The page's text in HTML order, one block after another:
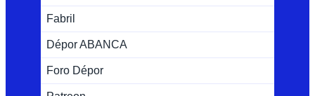
Fabril
Dépor ABANCA
Foro Dépor